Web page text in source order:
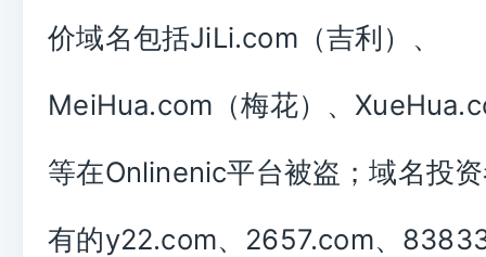
价域名包括JiLi.com（吉利）、
MeiHua.com（梅花）、
等在Onlinenic平台被盗；域名投
有的y22.com、2657.com、